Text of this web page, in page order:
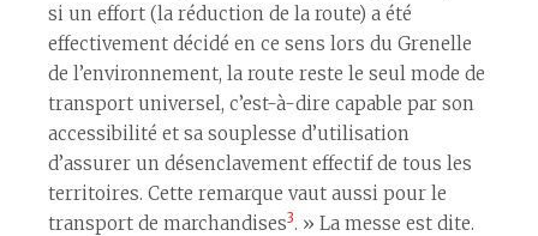
si un effort (la réduction de la route) a été
effectivement décidé en ce sens lors du Grenelle
de l’environnement, la route reste le seul mode de
transport universel, c’est-à-dire capable par son
accessibilité et sa souplesse d’utilisation
d’assurer un désenclavement effectif de tous les
territoires. Cette remarque vaut aussi pour le
transport de marchandises3. » La messe est dite.